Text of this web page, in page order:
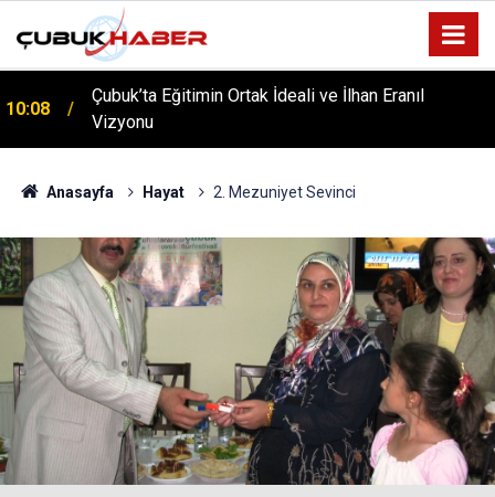
Çubuk’ta Eğitimin Ortak İdeali ve İlhan Eranıl
Vizyonu
12:06
ÇUBUK’TA ‘YAZA MERHABA’ COŞKUSU: Kursiyerler
Gönüllerince Eğlendi!
Anasayfa Hayat 2. Mezuniyet Sevinci